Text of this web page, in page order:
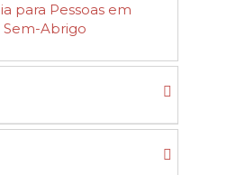
para Pessoas em
Sem-Abrigo